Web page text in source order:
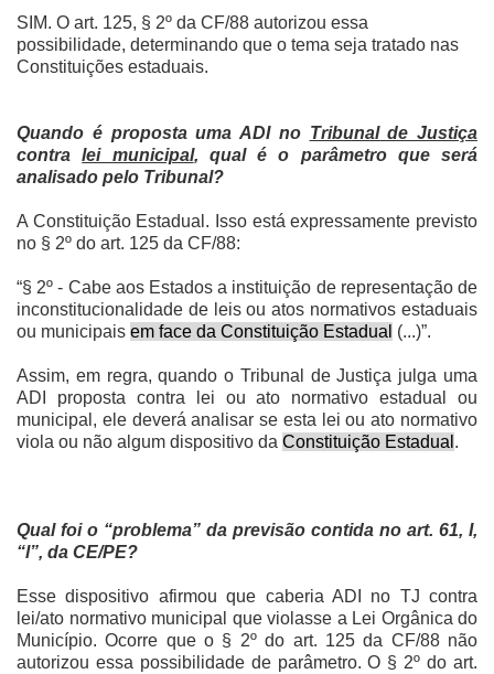
SIM. O art. 125, § 2º da CF/88 autorizou essa
possibilidade, determinando que o tema seja tratado nas
Constituições estaduais.
Quando é proposta uma ADI no Tribunal de Justiça
contralei municipal, qual é o parâmetro que será
analisado pelo Tribunal?
A Constituição Estadual. Isso está expressamente previsto
no § 2º do art. 125 da CF/88:
“§ 2º - Cabe aos Estados a instituição de representação de
inconstitucionalidade de leis ou atos normativos estaduais
ou municipais em face da Constituição Estadual (...)”.
Assim, em regra, quando o Tribunal de Justiça julga uma
ADI proposta contra lei ou ato normativo estadual ou
municipal, ele deverá analisar se esta lei ou ato normativo
viola ou não algum dispositivo da Constituição Estadual .
Qual foi o “problema” da previsão contida no art. 61, I,
“l”, da CE/PE?
Esse dispositivo afirmou que caberia ADI no TJ contra
lei/ato normativo municipal que violasse a Lei Orgânica do
Município. Ocorre que o § 2º do art. 125 da CF/88 não
autorizou essa possibilidade de parâmetro. O § 2º do art.